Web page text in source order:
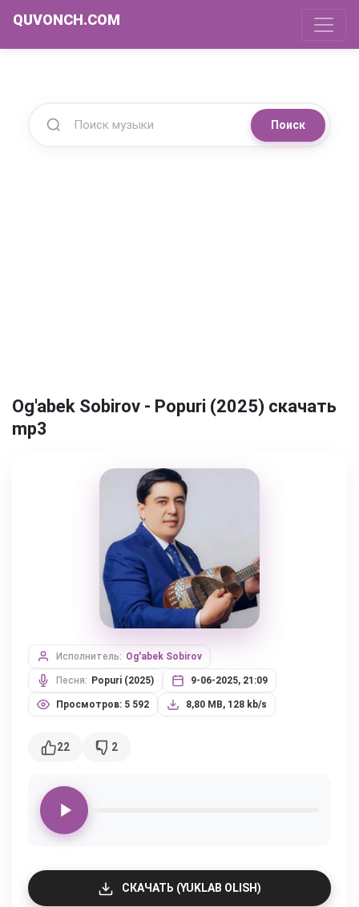
QUVONCH.COM
Поиск
Og'abek Sobirov - Popuri (2025) скачать
mp3
Исполнитель: Og'abek Sobirov
Песня: Popuri (2025) 9-06-2025, 21:09
Просмотров: 5 592 8,80 MB, 128 kb/s
22 2
СКАЧАТЬ (YUKLAB OLISH)